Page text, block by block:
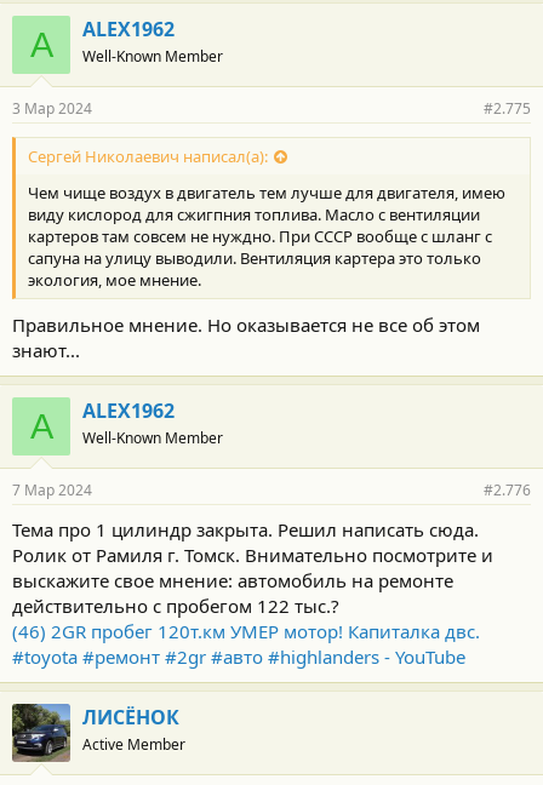
г
о
д
а
н
о
с
и
:
A ALEX1962
Well-Known Member
3 Мар 2024 #2.775
Сергей Николаевич написал(а):
Чем чище воздух в двигатель тем лучше для двигателя, имею
виду кислород для сжигпния топлива. Масло с вентиляции
картеров там совсем не нуждно. При СССР вообще с шланг с
сапуна на улицу выводили. Вентиляция картера это только
экология, мое мнение.
Правильное мнение. Но оказывается не все об этом
знают...
A ALEX1962
Well-Known Member
7 Мар 2024 #2.776
Тема про 1 цилиндр закрыта. Решил написать сюда.
Ролик от Рамиля г. Томск. Внимательно посмотрите и
выскажите свое мнение: автомобиль на ремонте
действительно с пробегом 122 тыс.?
(46) 2GR пробег 120т.км УМЕР мотор! Капиталка двс.
#toyota #ремонт #2gr #авто #highlanders - YouTube
ЛИСЁНОК
Active Member